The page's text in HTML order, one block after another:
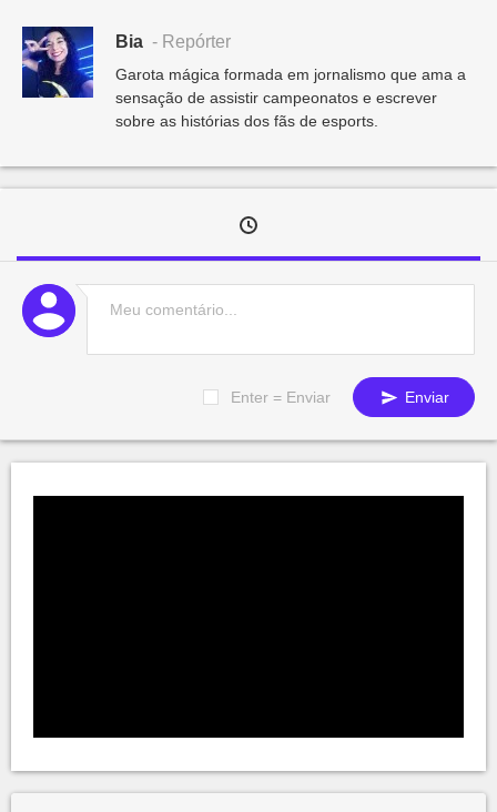
Bia - Repórter
Garota mágica formada em jornalismo que ama a
sensação de assistir campeonatos e escrever
sobre as histórias dos fãs de esports.
Enter = Enviar Enviar